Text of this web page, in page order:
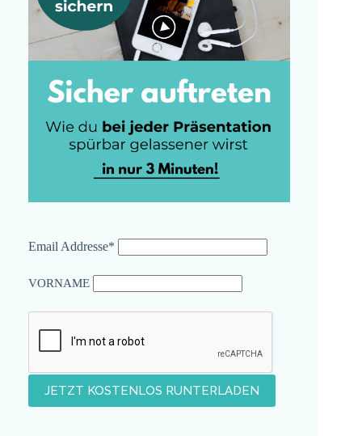
Email Addresse*
VORNAME